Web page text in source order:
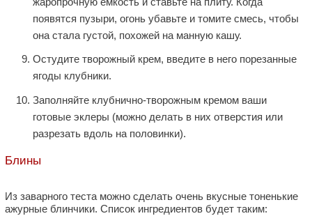
появятся пузыри, огонь убавьте и томите смесь, чтобы
она стала густой, похожей на манную кашу.
Остудите творожный крем, введите в него порезанные
ягоды клубники.
Заполняйте клубнично-творожным кремом ваши
готовые эклеры (можно делать в них отверстия или
разрезать вдоль на половинки).
Блины
Из заварного теста можно сделать очень вкусные тоненькие
ажурные блинчики. Список ингредиентов будет таким: